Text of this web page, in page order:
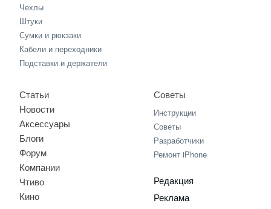
Чехлы
Штуки
Сумки и рюкзаки
Кабели и переходники
Подставки и держатели
Статьи
Новости
Аксессуары
Блоги
Форум
Компании
Чтиво
Кино
Советы
Инструкции
Советы
Разработчики
Ремонт iPhone
Редакция
Реклама